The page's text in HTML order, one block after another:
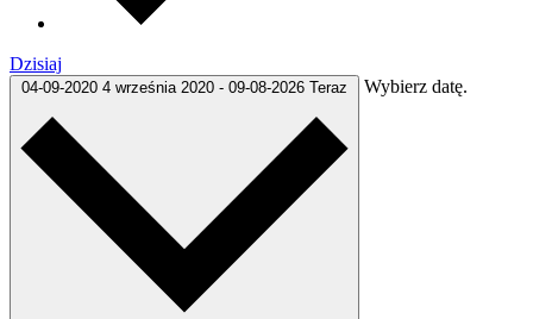
Dzisiaj
04-09-2020 4 września 2020 - 09-08-2026 Teraz Wybierz datę.